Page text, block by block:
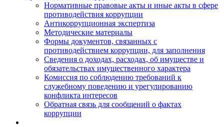
Нормативные правовые акты и иные акты в сфере
противодействия коррупции
Антикоррупционная экспертиза
Методические материалы
Формы документов, связанных с
противодействием коррупции, для заполнения
Сведения о доходах, расходах, об имуществе и
обязательствах имущественного характера
Комиссия по соблюдению требований к
служебному поведению и урегулированию
конфликта интересов
Обратная связь для сообщений о фактах
коррупции